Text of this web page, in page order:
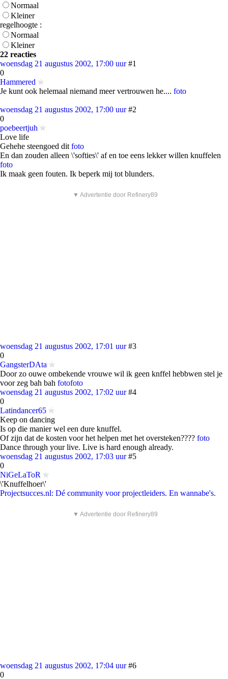
Normaal
Kleiner
regelhoogte :
Normaal
Kleiner
22 reacties
woensdag 21 augustus 2002, 17:00 uur #1
0
Hammered
Je kunt ook helemaal niemand meer vertrouwen he.... foto
woensdag 21 augustus 2002, 17:00 uur #2
0
poebeertjuh
Love life
Gehehe steengoed dit foto
En dan zouden alleen \'softies\' af en toe eens lekker willen knuffelen
foto
Ik maak geen fouten. Ik beperk mij tot blunders.
▼ Advertentie door Refinery89
woensdag 21 augustus 2002, 17:01 uur #3
0
GangsterDAta
Door zo ouwe ombekende vrouwe wil ik geen knffel hebbwen stel je
voor zeg bah bah fotofoto
woensdag 21 augustus 2002, 17:02 uur #4
0
Latindancer65
Keep on dancing
Is op die manier wel een dure knuffel.
Of zijn dat de kosten voor het helpen met het oversteken???? foto
Dance through your live. Live is hard enough already.
woensdag 21 augustus 2002, 17:03 uur #5
0
NiGeLaToR
\'Knuffelhoer\'
Projectsucces.nl: Dé community voor projectleiders. En wannabe's.
▼ Advertentie door Refinery89
woensdag 21 augustus 2002, 17:04 uur #6
0